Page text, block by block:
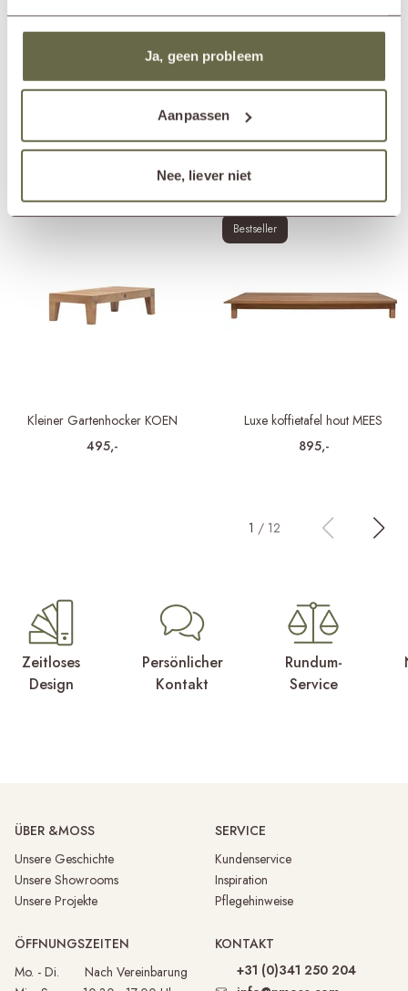
Ja, geen probleem
Aanpassen
Nee, liever niet
Teakholzreiniger
Teakholzschutzmittel
Teakholzschutzschild
Andere haben auch angesehen
Kleiner Gartenhocker KOEN
495,-
Bestseller
Luxe koffietafel hout MEES
895,-
1 / 12
Zeitloses
Design
Persönlicher
Kontakt
Rundum-
Service
ÜBER &MOSS
Unsere Geschichte
Unsere Showrooms
Unsere Projekte
SERVICE
Kundenservice
Inspiration
Pflegehinweise
ÖFFNUNGSZEITEN
Mo. - Di. Nach Vereinbarung
KONTAKT
+31 (0)341 250 204